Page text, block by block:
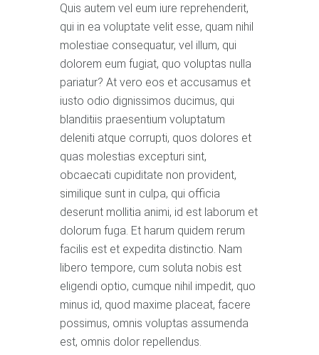
Quis autem vel eum iure reprehenderit,
qui in ea voluptate velit esse, quam nihil
molestiae consequatur, vel illum, qui
dolorem eum fugiat, quo voluptas nulla
pariatur? At vero eos et accusamus et
iusto odio dignissimos ducimus, qui
blanditiis praesentium voluptatum
deleniti atque corrupti, quos dolores et
quas molestias excepturi sint,
obcaecati cupiditate non provident,
similique sunt in culpa, qui officia
deserunt mollitia animi, id est laborum et
dolorum fuga. Et harum quidem rerum
facilis est et expedita distinctio. Nam
libero tempore, cum soluta nobis est
eligendi optio, cumque nihil impedit, quo
minus id, quod maxime placeat, facere
possimus, omnis voluptas assumenda
est, omnis dolor repellendus.